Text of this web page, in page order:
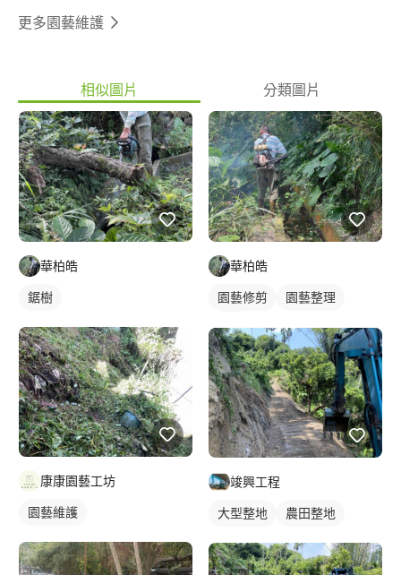
更多園藝維護
相似圖片 分類圖片
華柏皓
鋸樹
康康園藝工坊
園藝維護
華柏皓
園藝修剪
園藝整理
竣興工程
大型整地 農田整地